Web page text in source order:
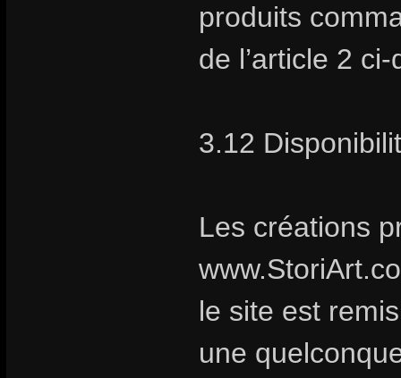
produits
de l’article 2
3.12
Les créations
le site est
une